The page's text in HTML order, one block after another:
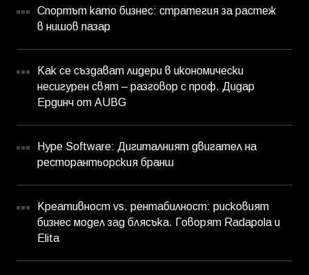
Спортът като бизнес: стратегия за растеж
в нишов пазар
Как се създават лидери в икономически
несигурен свят – разговор с проф. Дидар
Ердинч от AUBG
Hype Software: Дигиталният двигател на
ресторантьорския бранш
Креативност vs. рентабилност: рисковият
бизнес модел зад блясъка. Говорят Radapola и
Elita